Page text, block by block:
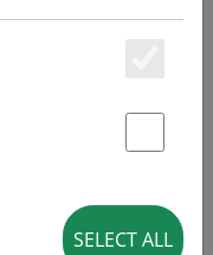
SELECT ALL